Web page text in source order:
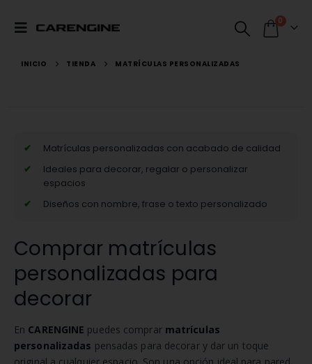
0
INICIO TIENDA MATRÍCULAS PERSONALIZADAS
Matrículas personalizadas con acabado de calidad
Ideales para decorar, regalar o personalizar
espacios
Diseños con nombre, frase o texto personalizado
Comprar matrículas
personalizadas para
decorar
En CARENGINE puedes comprar matrículas
personalizadas pensadas para decorar y dar un toque